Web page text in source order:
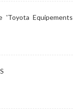
'Toyota Equipements